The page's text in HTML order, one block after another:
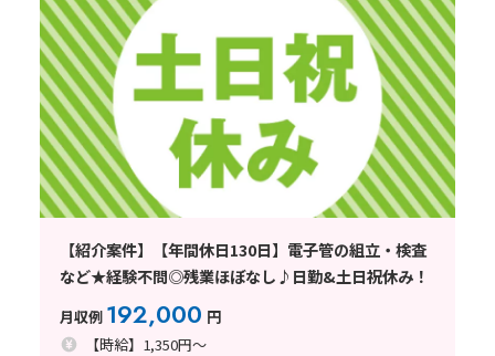
【紹介案件】【年間休日130日】電子管の組立・検査
など★経験不問◎残業ほぼなし♪日勤&土日祝休み！
月収例 192,000 円
【時給】1,350円～